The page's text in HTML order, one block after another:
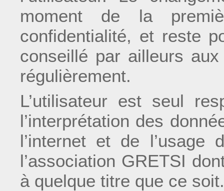
moment de la
confidentialité, et reste
conseillé par ailleurs
régulièrement.
L’utilisateur est seul
l’interprétation des
l’internet et de l’usage
l’association GRETSI
à quelque titre que ce soit.